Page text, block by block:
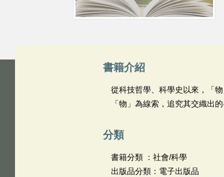
書籍介紹
從科技哲學、科學史以來，「
「物」為線索，追究其交織出
分類
書籍分類 ：社會/科學
出版品分類：電子出版品